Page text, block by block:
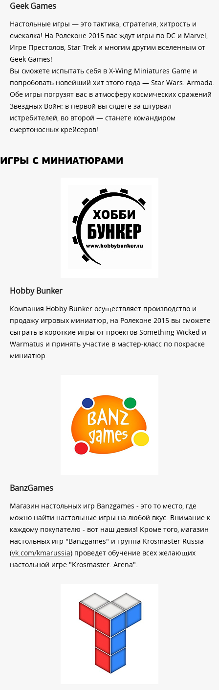
Geek Games
Настольные игры — это тактика, стратегия, хитрость и
смекалка! На Ролеконе 2015 вас ждут игры по DC и Marvel,
Игре Престолов, Star Trek и многим другим вселенным от
Geek Games!
Вы сможете испытать себя в X-Wing Miniatures Game и
попробовать новейший хит этого года — Star Wars: Armada.
Обе игры погрузят вас в атмосферу космических сражений
Звездных Войн: в первой вы сядете за штурвал
истребителей, во второй — станете командиром
смертоносных крейсеров!
ИГРЫ С МИНИАТЮРАМИ
Hobby Bunker
Компания Hobby Bunker осуществляет производство и
продажу игровых миниатюр, на Ролеконе 2015 вы сможете
сыграть в короткие игры от проектов Something Wicked и
Warmatus и принять участие в мастер-класс по покраске
миниатюр.
BanzGames
Магазин настольных игр Banzgames - это то место, где
можно найти настольные игры на любой вкус. Внимание к
каждому покупателю - вот наш девиз! Кроме того, магазин
настольных игр "Banzgames" и группа Krosmaster Russia
(vk.com/kmarussia) проведет обучение всех желающих
настольной игре "Krosmaster: Arena".